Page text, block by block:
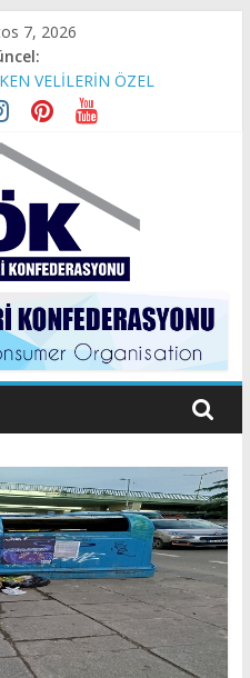
7, 2026
VELİLERİN ÖZEL
ASLAN’A AÇIK MEKTUP
Hayatımıza Etkileri